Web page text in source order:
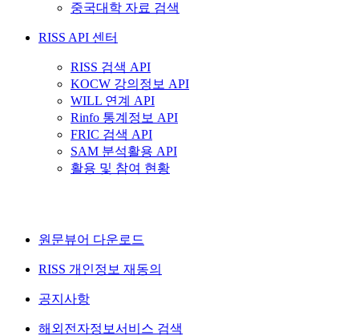
중국대학 자료 검색
RISS API 센터
RISS 검색 API
KOCW 강의정보 API
WILL 연계 API
Rinfo 통계정보 API
FRIC 검색 API
SAM 분석활용 API
활용 및 참여 현황
원문뷰어 다운로드
RISS 개인정보 재동의
공지사항
해외전자정보서비스 검색